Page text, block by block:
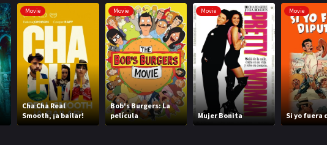
Movie
Cha Cha Real
Smooth, ¡a bailar!
Movie
Bob's Burgers: La
película
Movie
Mujer Bonita
Movie
Si yo fuera